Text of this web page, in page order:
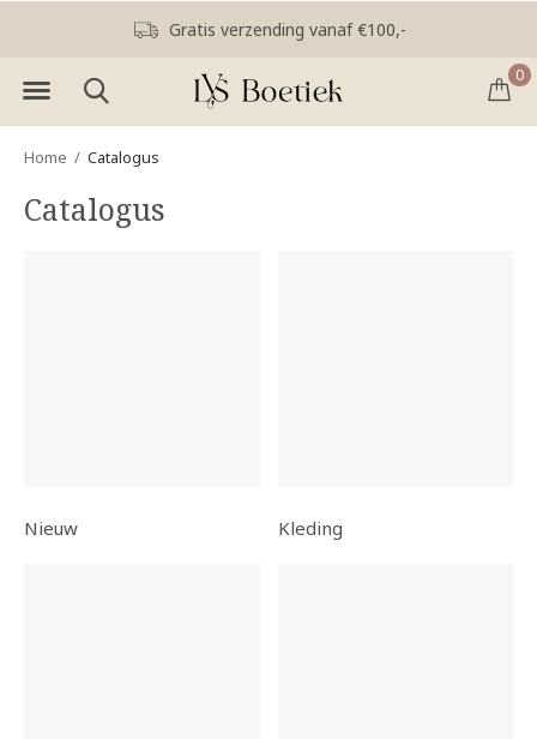
0
Gratis verzending vanaf €100,-
Home Catalogus
Catalogus
Nieuw Kleding